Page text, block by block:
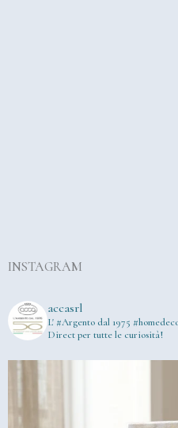
INSTAGRAM
accasrl
L' #Argento dal 1975
Direct per tutte le curiosità!